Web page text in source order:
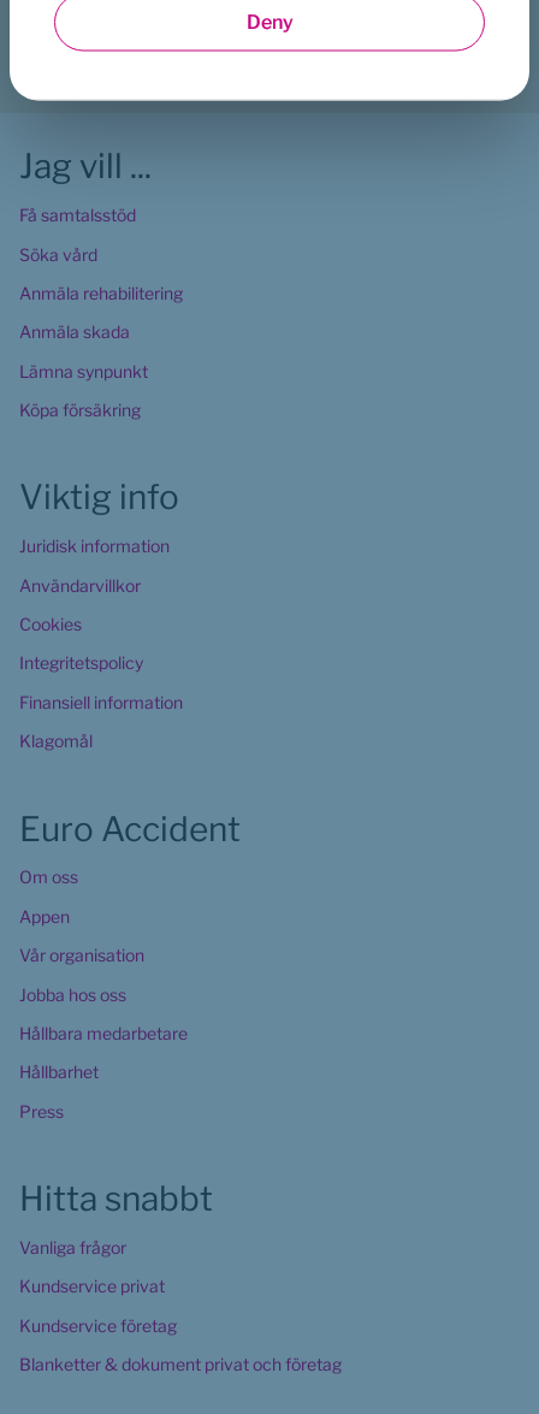
Marketing
Deny
Ladda ner Skriv ut Dela
Jag vill ...
Få samtalsstöd
Söka vård
Anmäla rehabilitering
Anmäla skada
Lämna synpunkt
Köpa försäkring
Viktig info
Juridisk information
Användarvillkor
Cookies
Integritetspolicy
Finansiell information
Klagomål
Euro Accident
Om oss
Appen
Vår organisation
Jobba hos oss
Hållbara medarbetare
Hållbarhet
Press
Hitta snabbt
Vanliga frågor
Kundservice privat
Kundservice företag
Blanketter & dokument privat och företag